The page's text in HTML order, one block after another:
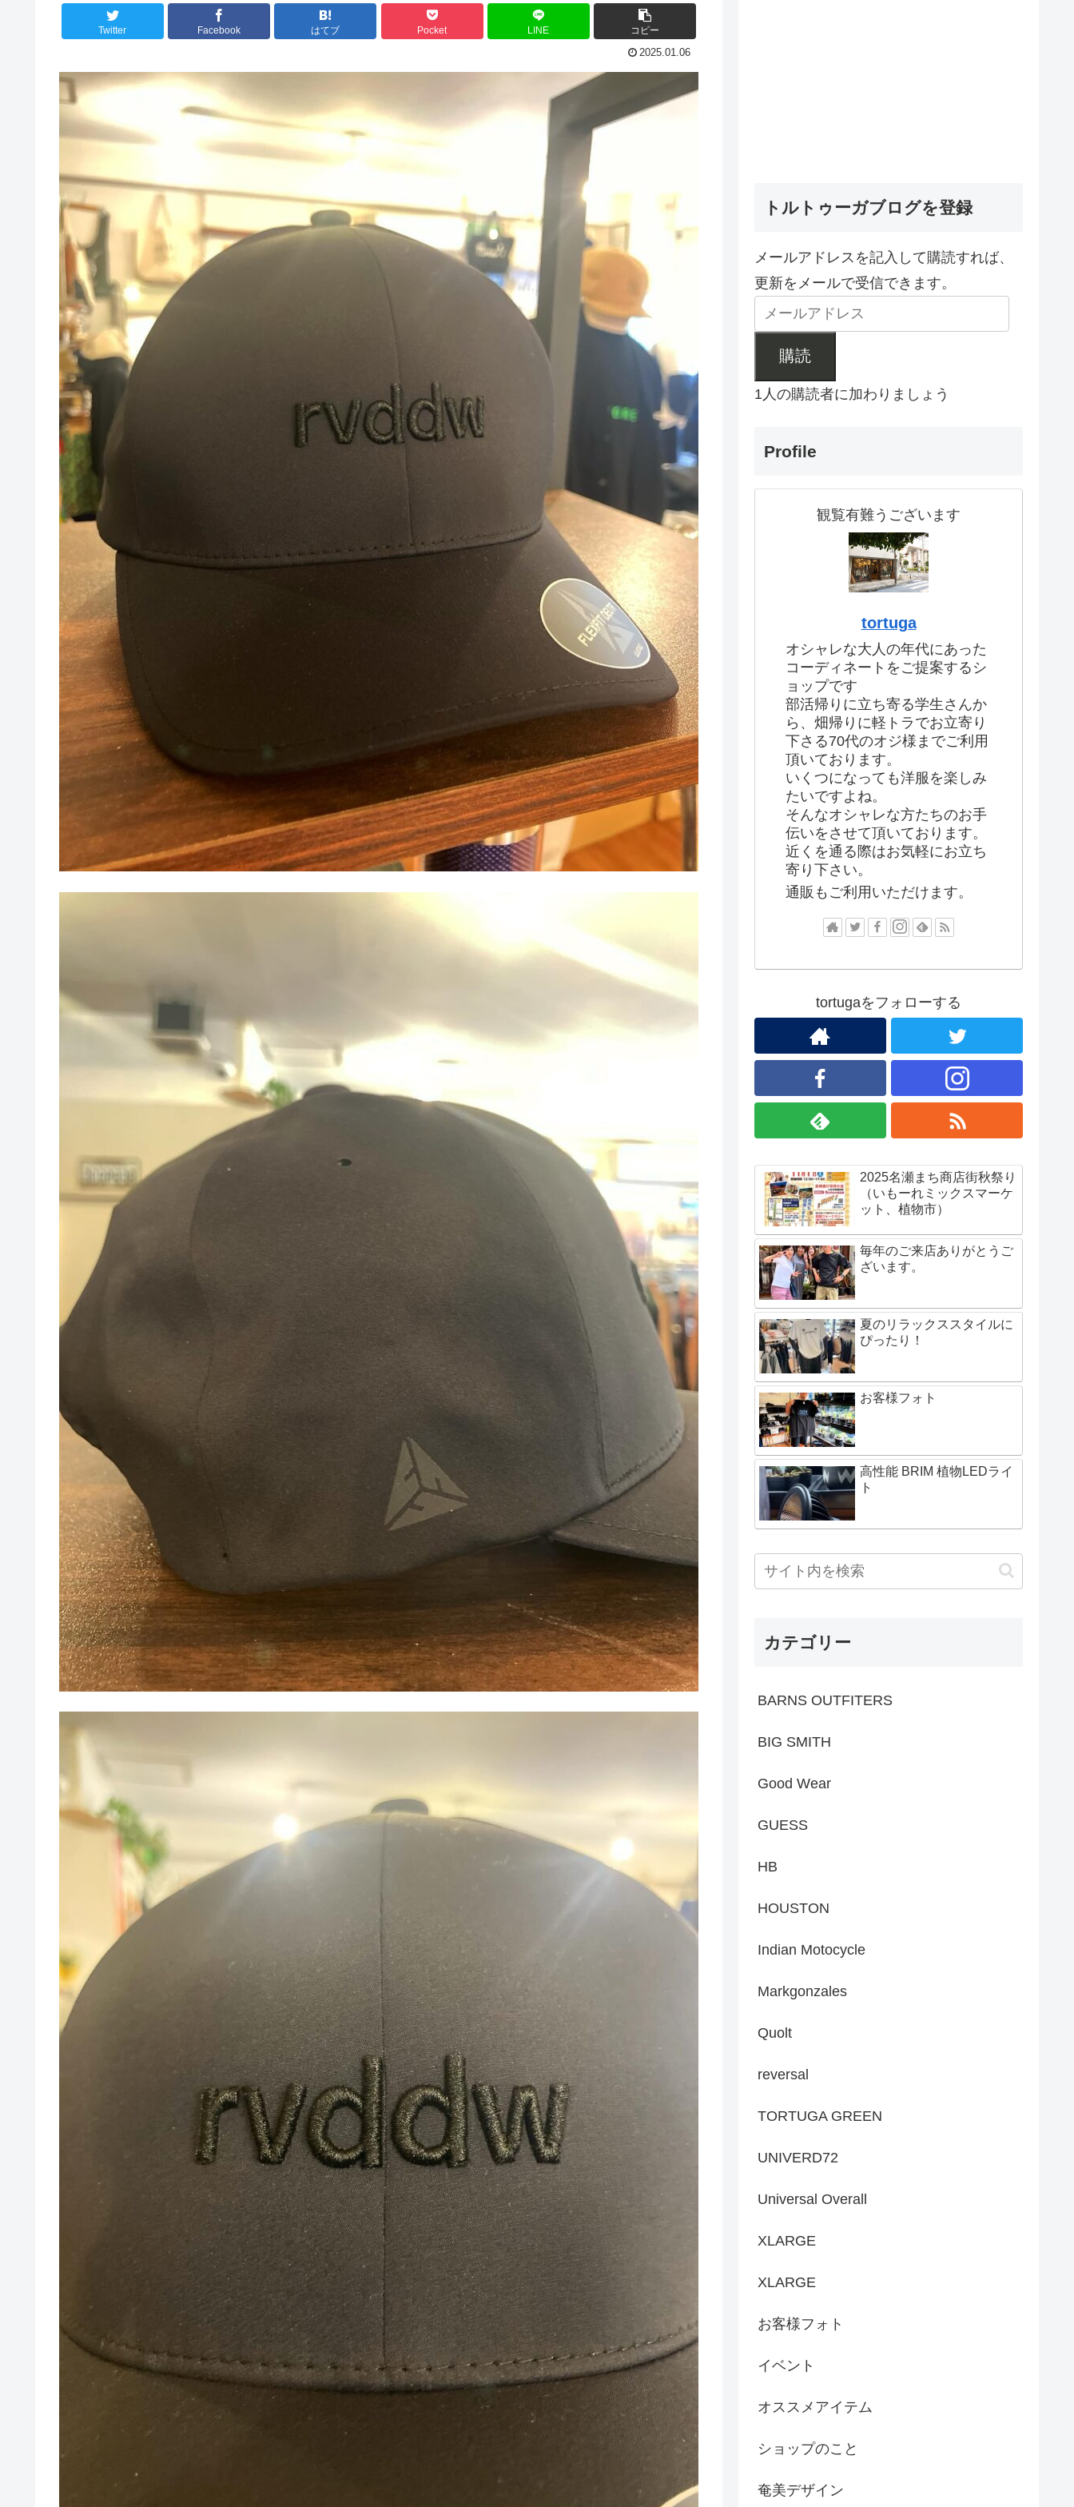
Twitter Facebook はてブ Pocket LINE コピー
2025.01.06
トルトゥーガブログを登録
メールアドレスを記入して購読すれば、
更新をメールで受信できます。
購読
1人の購読者に加わりましょう
Profile
観覧有難うございます
tortuga
オシャレな大人の年代にあった
コーディネートをご提案するシ
ョップです
部活帰りに立ち寄る学生さんか
ら、畑帰りに軽トラでお立寄り
下さる70代のオジ様までご利用
頂いております。
いくつになっても洋服を楽しみ
たいですよね。
そんなオシャレな方たちのお手
伝いをさせて頂いております。
近くを通る際はお気軽にお立ち
寄り下さい。
通販もご利用いただけます。
tortugaをフォローする
2025名瀬まち商店街秋祭り
（いもーれミックスマーケ
ット、植物市）
毎年のご来店ありがとうご
ざいます。
夏のリラックススタイルに
ぴったり！
お客様フォト
高性能 BRIM 植物LEDライ
ト
カテゴリー
BARNS OUTFITERS
BIG SMITH
Good Wear
GUESS
HB
HOUSTON
Indian Motocycle
Markgonzales
Quolt
reversal
TORTUGA GREEN
UNIVERD72
Universal Overall
XLARGE
XLARGE
お客様フォト
イベント
オススメアイテム
ショップのこと
奄美デザイン